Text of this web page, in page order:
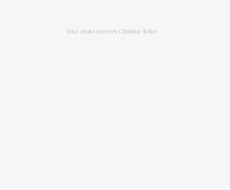
Tous droits réservés Christine Keller